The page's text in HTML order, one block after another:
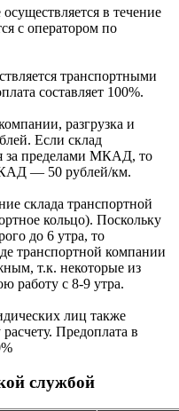
в течение
с оператором по
транспортными
составляет 100%.
разгрузка и
Если склад
за пределами МКАД, то
— 50 рублей/км.
склада транспортной
кольцо). Поскольку
до 6 утра, то
транспортной компании
т.к. некоторые из
работу с 8-9 утра.
лиц также
расчету. Предоплата в
службой